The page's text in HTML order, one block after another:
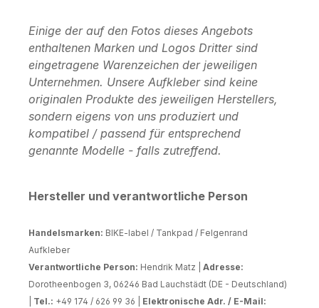
Einige der auf den Fotos dieses Angebots
enthaltenen Marken und Logos Dritter sind
eingetragene Warenzeichen der jeweiligen
Unternehmen. Unsere Aufkleber sind keine
originalen Produkte des jeweiligen Herstellers,
sondern eigens von uns produziert und
kompatibel / passend für entsprechend
genannte Modelle - falls zutreffend.
Hersteller und verantwortliche Person
Handelsmarken: BIKE-label / Tankpad / Felgenrand
Aufkleber
Verantwortliche Person: Hendrik Matz | Adresse:
Dorotheenbogen 3, 06246 Bad Lauchstädt (DE - Deutschland)
Tel.: +49 174 / 626 99 36 | Elektronische Adr. / E-Mail: